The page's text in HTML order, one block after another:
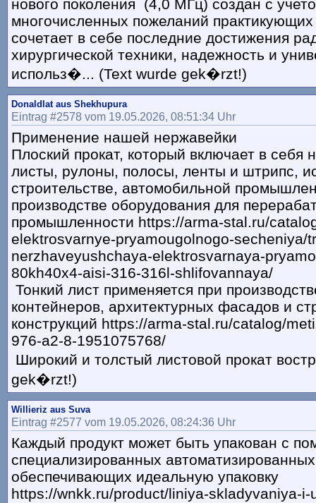
нового поколения (4,0 МГц) создан с
многочисленных пожеланий
сочетает в себе последние достижения
хирургической техники, надежность и
использ�... (Text wurde gek�rzt!)
Donaldlat aus Shekhupura
Eintrag #2578 vom 19.05.2026, 08:51:34 Uhr
Применение нашей нержавейки
Плоский прокат, который включает в
листы, рулоны, полосы, ленты и штрипс,
строительстве, автомобильной
производстве оборудования для
промышленности https://arma-stal.ru/
elektrosvarnye-pryamougolnogo-secheniya/
nerzhaveyushchaya-elektrosvarnaya-
80kh40x4-aisi-316-316l-shlifovannaya/
Тонкий лист применяется при
контейнеров, архитектурных фасадов и
конструкций https://arma-stal.ru/catalog/
976-a2-8-1951075768/
Широкий и толстый листовой прокат
gek�rzt!)
Willieriz aus Suva
Eintrag #2577 vom 19.05.2026, 08:24:36 Uhr
Каждый продукт может быть упакован с
специализированных
обеспечивающих идеальную упаковку
https://wnkk.ru/product/liniya-skladyvaniya-i-